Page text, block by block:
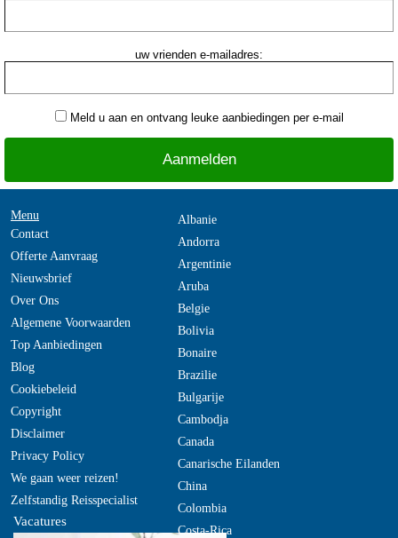
uw vrienden e-mailadres:
Meld u aan en ontvang leuke aanbiedingen per e-mail
Menu
Contact
Offerte Aanvraag
Nieuwsbrief
Over Ons
Algemene Voorwaarden
Top Aanbiedingen
Blog
Cookiebeleid
Copyright
Disclaimer
Privacy Policy
We gaan weer reizen!
Zelfstandig Reisspecialist
Vacatures
Albanie
Andorra
Argentinie
Aruba
Belgie
Bolivia
Bonaire
Brazilie
Bulgarije
Cambodja
Canada
Canarische Eilanden
China
Colombia
Costa-Rica